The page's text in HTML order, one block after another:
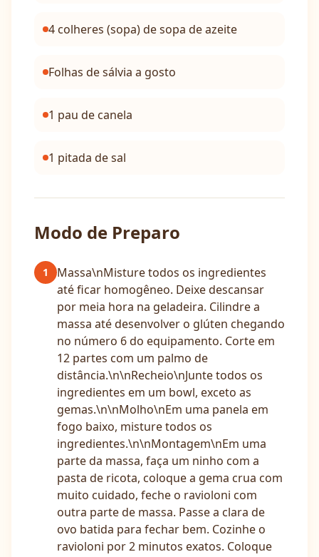
4 colheres (sopa) de sopa de azeite
Folhas de sálvia a gosto
1 pau de canela
1 pitada de sal
Modo de Preparo
1
Massa\nMisture todos os ingredientes
até ficar homogêneo. Deixe descansar
por meia hora na geladeira. Cilindre a
massa até desenvolver o glúten chegando
no número 6 do equipamento. Corte em
12 partes com um palmo de
distância.\n\nRecheio\nJunte todos os
ingredientes em um bowl, exceto as
gemas.\n\nMolho\nEm uma panela em
fogo baixo, misture todos os
ingredientes.\n\nMontagem\nEm uma
parte da massa, faça um ninho com a
pasta de ricota, coloque a gema crua com
muito cuidado, feche o ravioloni com
outra parte de massa. Passe a clara de
ovo batida para fechar bem. Cozinhe o
ravioloni por 2 minutos exatos. Coloque